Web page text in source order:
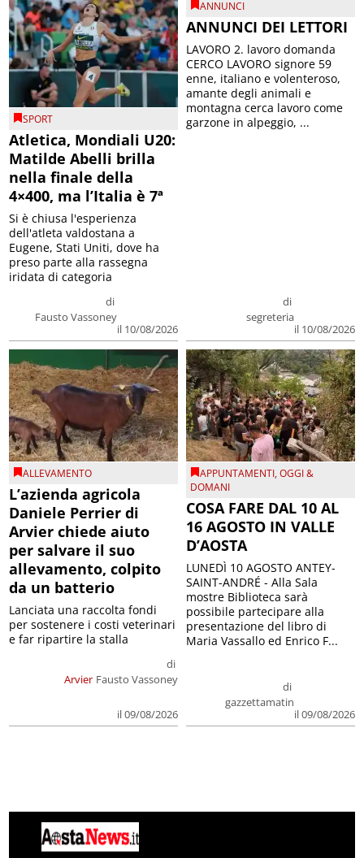
SPORT
Atletica, Mondiali U20:
Matilde Abelli brilla
nella finale della
4×400, ma l’Italia è 7ª
di
Fausto Vassoney
il 10/08/2026
Si è chiusa l'esperienza
dell'atleta valdostana a
Eugene, Stati Uniti, dove ha
preso parte alla rassegna
iridata di categoria
ANNUNCI
ANNUNCI DEI LETTORI
di
segreteria
il 10/08/2026
LAVORO 2. lavoro domanda
CERCO LAVORO signore 59
enne, italiano e volenteroso,
amante degli animali e
montagna cerca lavoro come
garzone in alpeggio, ...
ALLEVAMENTO
L’azienda agricola
Daniele Perrier di
Arvier chiede aiuto
per salvare il suo
allevamento, colpito
da un batterio
Arvier
di
Fausto Vassoney
il 09/08/2026
Lanciata una raccolta fondi
per sostenere i costi veterinari
e far ripartire la stalla
APPUNTAMENTI,OGGI &
DOMANI
COSA FARE DAL 10 AL
16 AGOSTO IN VALLE
D’AOSTA
di
gazzettamatin
il 09/08/2026
LUNEDÌ 10 AGOSTO ANTEY-
SAINT-ANDRÉ - Alla Sala
mostre Biblioteca sarà
possibile partecipare alla
presentazione del libro di
Maria Vassallo ed Enrico F...